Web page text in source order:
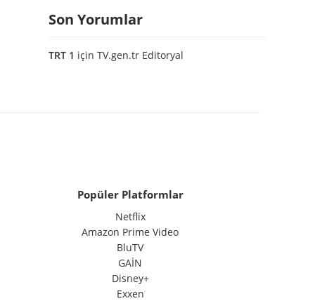
Son Yorumlar
TRT 1 için TV.gen.tr Editoryal
Popüler Platformlar
Netflix
Amazon Prime Video
BluTV
GAİN
Disney+
Exxen